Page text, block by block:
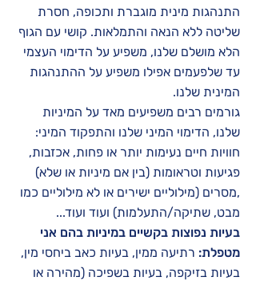
התנהגות מינית מוגברת ותכופה, חסרת
שליטה ללא הנאה והתמלאות. קושי עם הגוף
הלא מושלם שלנו, משפיע על הדימוי העצמי
עד שלפעמים אפילו משפיע על ההתנהגות
המינית שלנו.
גורמים רבים משפיעים מאד על המיניות
שלנו, הדימוי המיני שלנו והתפקוד המיני:
חוויות חיים נעימות יותר או פחות, אכזבות,
פגיעות וטראומות (בין אם מיניות או שלא)
,מסרים (מילוליים ישירים או לא מילוליים כמו
מבט, שתיקה/התעלמות) ועוד ועוד...
בעיות נפוצות בקשיים במיניות בהם אני
מטפלת: רתיעה ממין, בעיות כאב ביחסי מין,
בעיות בזיקפה, בעיות בשפיכה (מהירה או